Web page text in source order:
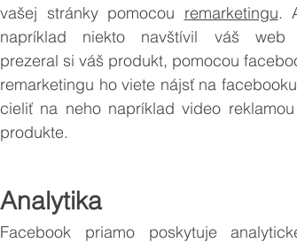
vašej stránky pomocou remarketingu.
napríklad niekto navštívil váš
prezeral si váš produkt, pomocou
remarketingu ho viete nájsť na
cieliť na neho napríklad video
produkte.
Analytika
Facebook priamo poskytuje